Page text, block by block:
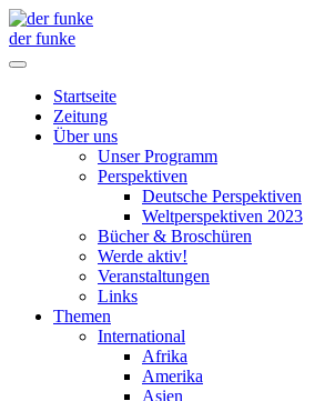
der funke
Startseite
Zeitung
Über uns
Unser Programm
Perspektiven
Deutsche Perspektiven
Weltperspektiven 2023
Bücher & Broschüren
Werde aktiv!
Veranstaltungen
Links
Themen
International
Afrika
Amerika
Asien